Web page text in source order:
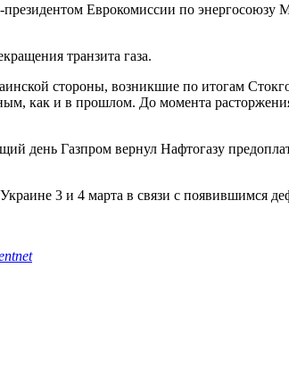
Еврокомиссии по
транзита газа.
стороны, возникшие по итогам
как и в прошлом. До момента
день Газпром вернул Нафтогазу
Украине 3 и 4 марта в связи с появившимся